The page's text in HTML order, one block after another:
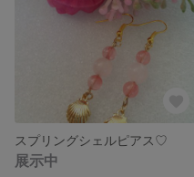
スプリングシェルピアス♡
展示中